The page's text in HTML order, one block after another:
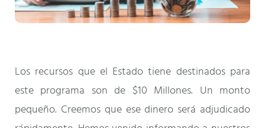
Los recursos que el Estado tiene destinados para
este programa son de $10 Millones. Un monto
pequeño. Creemos que ese dinero será adjudicado